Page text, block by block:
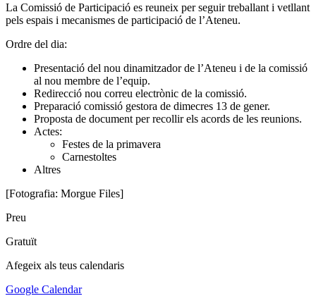
La Comissió de Participació es reuneix per seguir treballant i vetllant
pels espais i mecanismes de participació de l’Ateneu.
Ordre del dia:
Presentació del nou dinamitzador de l’Ateneu i de la comissió
al nou membre de l’equip.
Redirecció nou correu electrònic de la comissió.
Preparació comissió gestora de dimecres 13 de gener.
Proposta de document per recollir els acords de les reunions.
Actes:
Festes de la primavera
Carnestoltes
Altres
[Fotografia: Morgue Files]
Preu
Gratuït
Afegeix als teus calendaris
Google Calendar